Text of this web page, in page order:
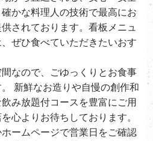
かな料理人の技術で最高にお
されております。看板メニュ
ぜひ食べていただきたいおす
なので、ごゆっくりとお食事
新鮮なお造りや自慢の創作和
み放題付コースを豊富にご用
心よりお待ちしております。
ームページで営業日をご確認